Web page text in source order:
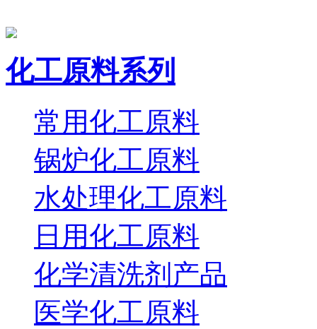
化工原料系列
常用化工原料
锅炉化工原料
水处理化工原料
日用化工原料
化学清洗剂产品
医学化工原料